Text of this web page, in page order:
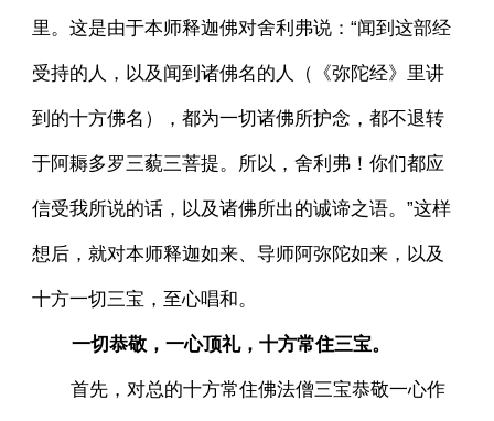
里。这是由于本师释迦佛对舍利弗说：“闻到这部经
受持的人，以及闻到诸佛名的人（《弥陀经》里讲
到的十方佛名），都为一切诸佛所护念，都不退转
于阿耨多罗三藐三菩提。所以，舍利弗！你们都应
信受我所说的话，以及诸佛所出的诚谛之语。”这样
想后，就对本师释迦如来、导师阿弥陀如来，以及
十方一切三宝，至心唱和。
一切恭敬，一心顶礼，十方常住三宝。
首先，对总的十方常住佛法僧三宝恭敬一心作